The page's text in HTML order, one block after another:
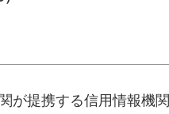
が提携する信用情報機関